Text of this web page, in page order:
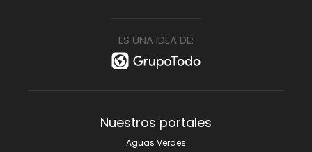
ES UNA IDEA DE:
Nuestros portales
Aguas Verdes